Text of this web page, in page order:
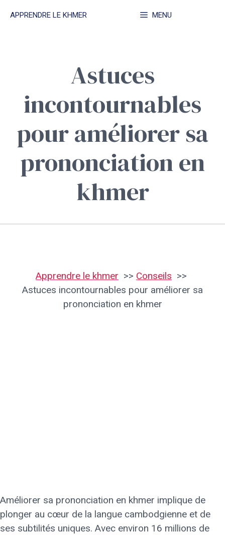
APPRENDRE LE KHMER MENU
Astuces
incontournables
pour améliorer sa
prononciation en
khmer
Apprendre le khmer
Conseils
Astuces incontournables pour améliorer sa
prononciation en khmer
Améliorer sa prononciation en khmer implique de
plonger au cœur de la langue cambodgienne et de
ses subtilités uniques. Avec environ 16 millions de